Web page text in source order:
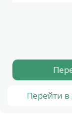
Перейти